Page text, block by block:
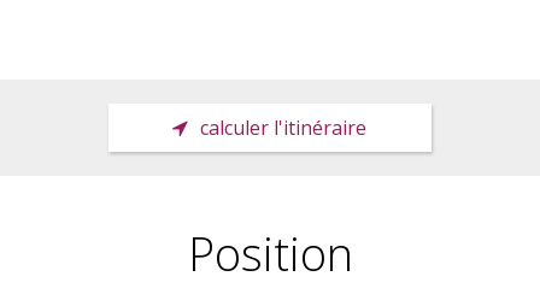
calculer l'itinéraire
Position